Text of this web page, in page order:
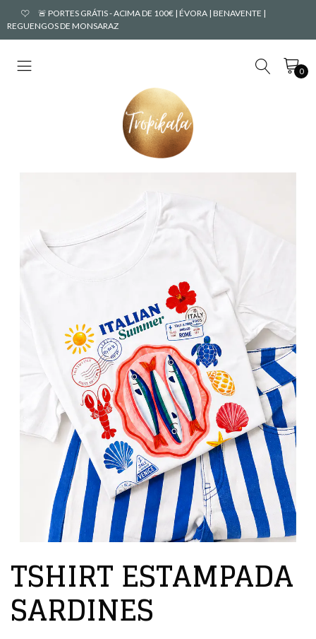
🚨 PORTES GRÁTIS - ACIMA DE 100€ | ÉVORA | BENAVENTE |
REGUENGOS DE MONSARAZ
0
TSHIRT ESTAMPADA
SARDINES